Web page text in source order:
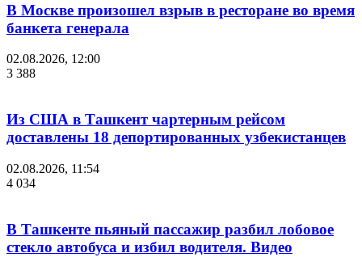
В Москве произошел взрыв в ресторане во время
банкета генерала
02.08.2026, 12:00
3 388
Из США в Ташкент чартерным рейсом
доставлены 18 депортированных узбекистанцев
02.08.2026, 11:54
4 034
В Ташкенте пьяный пассажир разбил лобовое
стекло автобуса и избил водителя. Видео